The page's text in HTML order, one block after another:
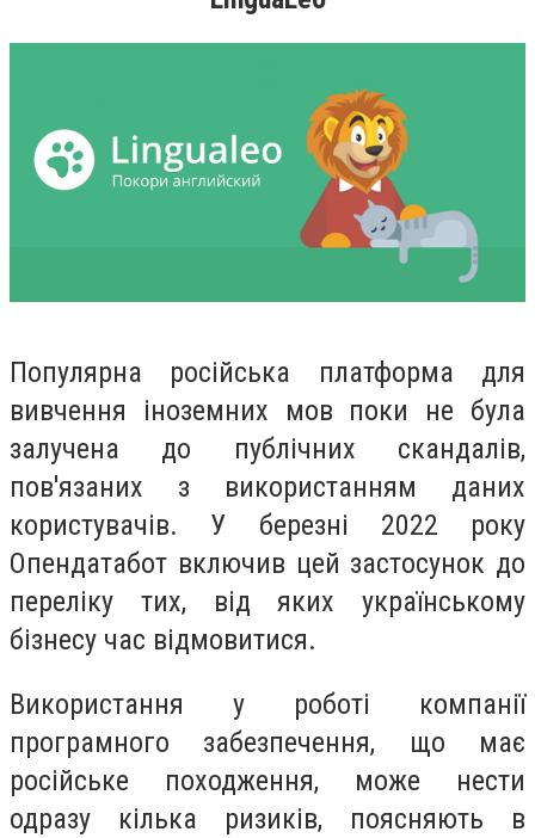
Популярна російська платформа для
вивчення іноземних мов поки не була
залучена до публічних скандалів,
пов'язаних з використанням даних
користувачів. У березні 2022 року
Опендатабот включив цей застосунок до
переліку тих, від яких українському
бізнесу час відмовитися.
Використання у роботі компанії
програмного забезпечення, що має
російське походження, може нести
одразу кілька ризиків, поясняють в